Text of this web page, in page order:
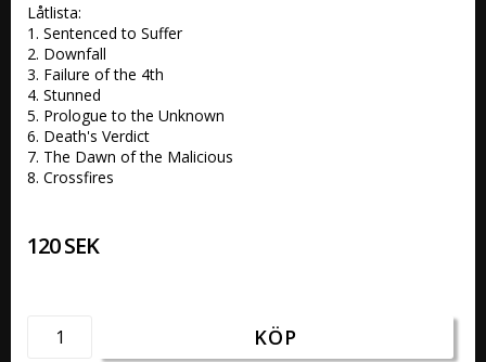
Låtlista:
1. Sentenced to Suffer
2. Downfall
3. Failure of the 4th
4. Stunned
5. Prologue to the Unknown
6. Death's Verdict
7. The Dawn of the Malicious
8. Crossfires
120 SEK
KÖP